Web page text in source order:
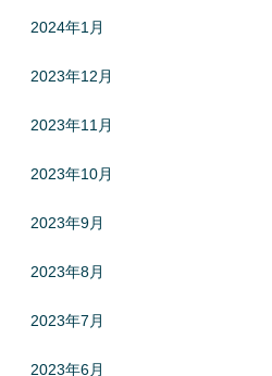
2024年1月
2023年12月
2023年11月
2023年10月
2023年9月
2023年8月
2023年7月
2023年6月